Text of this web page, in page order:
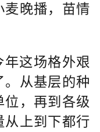
麦晚播，苗情
这场格外艰
。从基层的种
位，再到各级
从上到下都行